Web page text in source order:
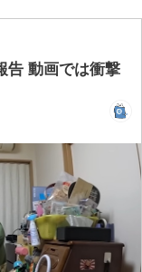
告 動画では衝撃